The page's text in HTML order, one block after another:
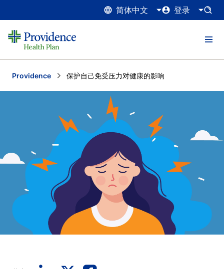
简体中文 登录
Providence Current:
保护自己免受压力对健康的影响